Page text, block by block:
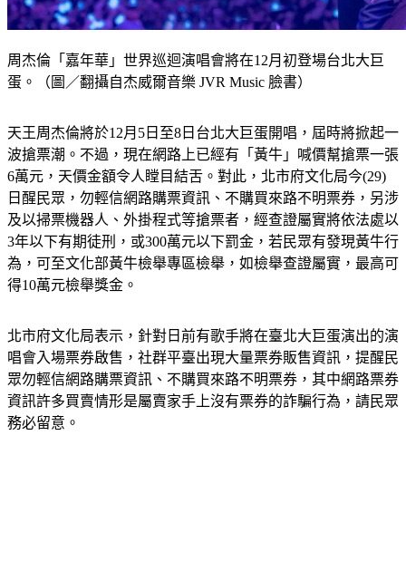
蛋。（圖／翻攝自杰威爾音樂 JVR Music 臉書）
波搶票潮。不過，現在網路上已經有「黃牛」喊價幫搶票一張
6萬元，天價金額令人瞠目結舌。對此，北市府文化局今(29)
日醒民眾，勿輕信網路購票資訊、不購買來路不明票券，另涉
及以掃票機器人、外掛程式等搶票者，經查證屬實將依法處以
3年以下有期徒刑，或300萬元以下罰金，若民眾有發現黃牛行
為，可至文化部黃牛檢舉專區檢舉，如檢舉查證屬實，最高可
得10萬元檢舉獎金。
唱會入場票券啟售，社群平臺出現大量票券販售資訊，提醒民
眾勿輕信網路購票資訊、不購買來路不明票券，其中網路票券
資訊許多買賣情形是屬賣家手上沒有票券的詐騙行為，請民眾
務必留意。